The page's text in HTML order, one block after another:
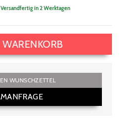
Versandfertig in 2 Werktagen
WUNSCHZETTEL